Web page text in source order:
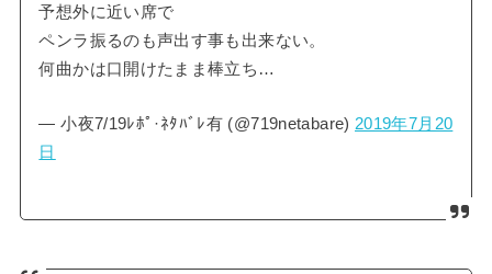
予想外に近い席で
ペンラ振るのも声出す事も出来ない。
何曲かは口開けたまま棒立ち…
— 小夜7/19ﾚﾎﾟ·ﾈﾀﾊﾞﾚ有 (@719netabare) 2019年7月20
日